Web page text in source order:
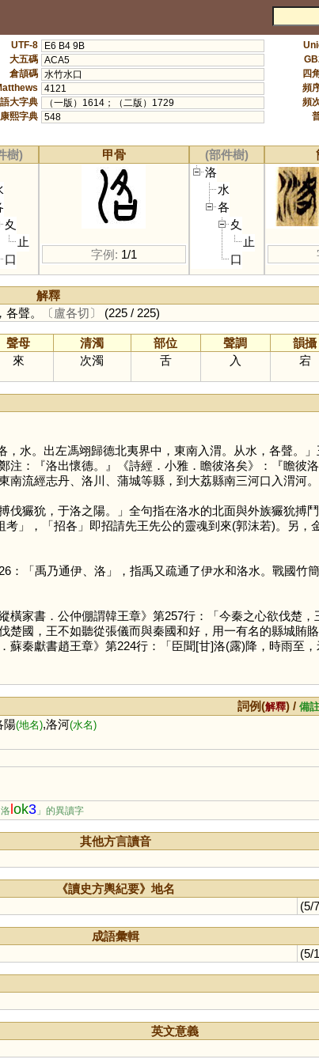
UTF-8
E6 B4 9B
大五碼 ACA5
倉頡碼 水竹水口
4121
大字典
（一版）1614；（二版）1729
康熙字典 548
四
頻
頻
樹)
夊
止
口
甲骨
字例: 1/1
(部件樹)
洛
水
各
夊
止
口
解釋
聲。 〔盧各切〕 (225 / 225)
聲母 清濁 部位 聲調 韻攝
來
次濁 舌 入 宕
，水。出左馮翊歸德北夷界中，東南入渭。从水，各聲。
：『洛出懷德。』《詩經．小雅．瞻彼洛矣》：『瞻彼
流經志丹、洛川、蒲城等縣，到大荔縣南三河口入渭河。
玁狁，于洛之陽。」全句指在洛水的北面與外族玁狁搏
」，「招各」即招請先王先公的靈魂到來(郭沫若)。另，
「禹乃通伊、洛」，指禹又疏通了伊水和洛水。戰國竹
橫家書．公仲倗謂韓王章》第257行：「今秦之心欲伐楚
楚國，王不如聽從張儀而與秦國和好，用一有名的縣城賄
秦獻書趙王章》第224行：「臣聞[甘]洛(露)降，時雨至，
詞例(解釋) /備註
陽(地名),洛河(水名)
洛 lok3 」的異讀字
其他方言讀音
《讀史方輿紀要》地名
(5/
成語彙輯
(5/
英文意義